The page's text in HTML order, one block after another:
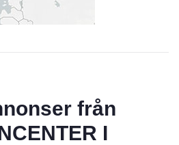
från
I